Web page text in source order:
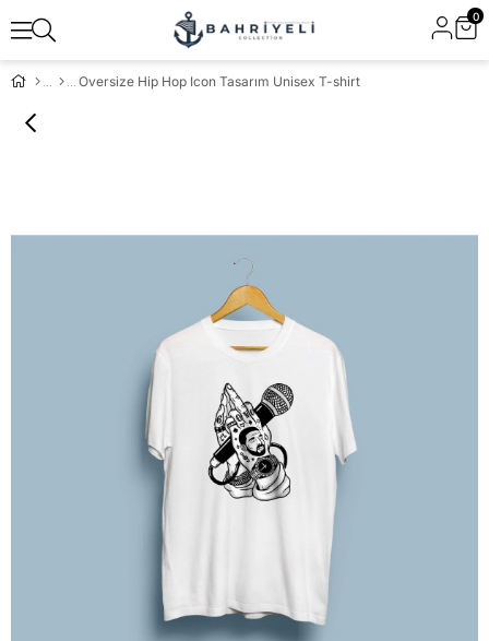
0
Oversize Hip Hop Icon Tasarım Unisex T-shirt